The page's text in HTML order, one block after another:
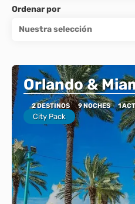
Ordenar por
Nuestra selección
Orlando &
2 DESTINOS 9 NOCHES 1
City Pack